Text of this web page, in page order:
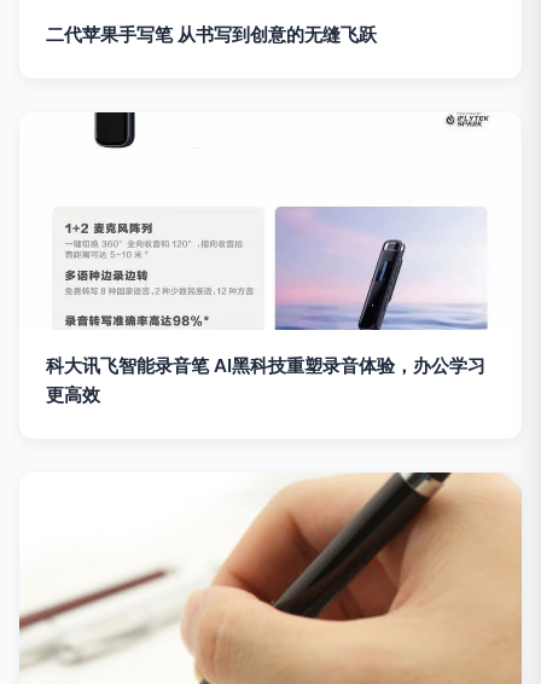
二代苹果手写笔 从书写到创意的无缝飞跃
科大讯飞智能录音笔 AI黑科技重塑录音体验，办公学习
更高效